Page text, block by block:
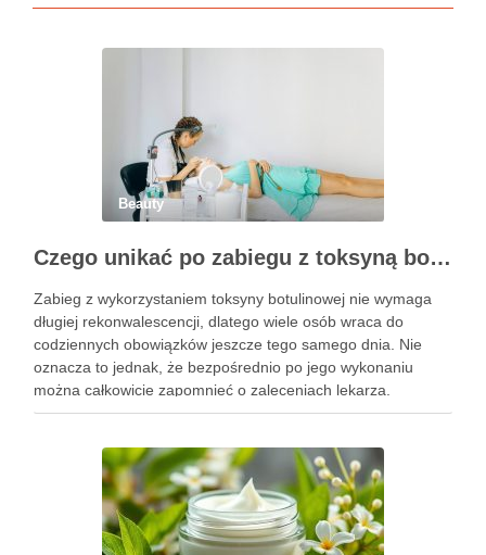
Beauty
Czego unikać po zabiegu z toksyną botulinową?
Zabieg z wykorzystaniem toksyny botulinowej nie wymaga
długiej rekonwalescencji, dlatego wiele osób wraca do
codziennych obowiązków jeszcze tego samego dnia. Nie
oznacza to jednak, że bezpośrednio po jego wykonaniu
można całkowicie zapomnieć o zaleceniach lekarza.
Pierwsze godziny i dni po zabiegu mają znaczenie dla